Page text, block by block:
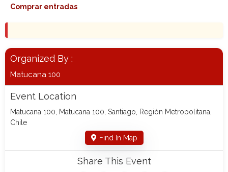
Comprar entradas
Organized By :
Matucana 100
Event Location
Matucana 100, Matucana 100, Santiago, Región Metropolitana,
Chile
Find In Map
Share This Event